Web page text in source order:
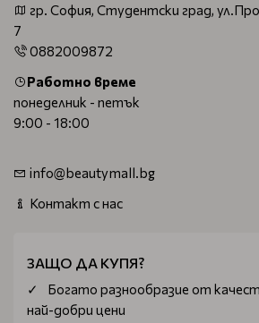
гр. София, Студентски град,
7
0882009872
Работно време
понеделник - петък
9:00 - 18:00
info@beautymall.bg
Контакт с нас
ЗАЩО ДА КУПЯ?
Богатo разнообразие от
най-добри цени